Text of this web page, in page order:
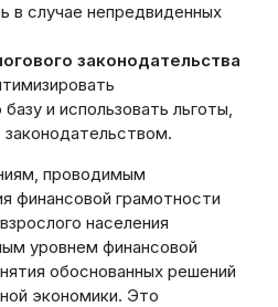
в случае непредвиденных
законодательства
и использовать льготы‚
проводимым
финансовой грамотности
населения
уровнем финансовой
обоснованных решений
экономики. Это